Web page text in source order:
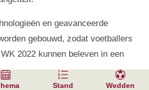
en geavanceerde
gebouwd, zodat voetballers
2022 kunnen beleven in een
Stand Wedden